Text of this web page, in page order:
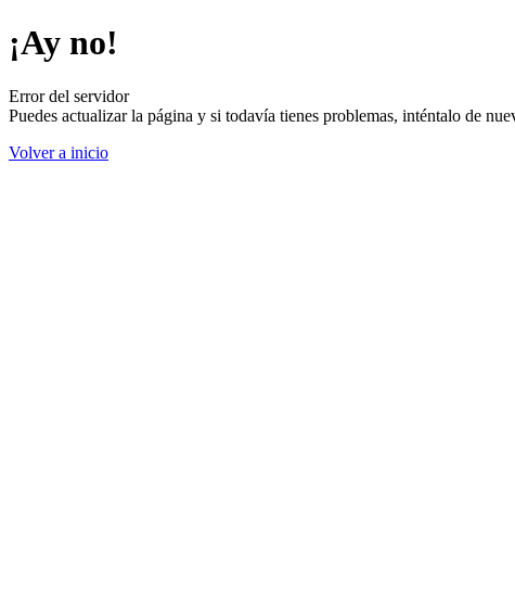
¡Ay no!
Error del servidor
Puedes actualizar la página y si todavía tienes problemas, inténtalo de
Volver a inicio